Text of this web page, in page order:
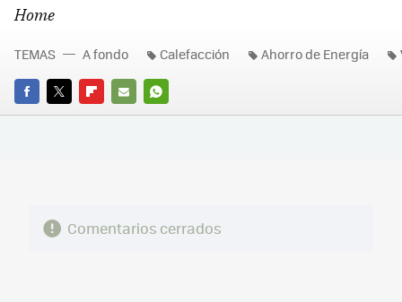
Home
FACEBOOK
TWITTERFLIPBOARD
E-
WHATSAPP
TEMAS A fondo Calefacción Ahorro de Energía
Comentarios cerrados